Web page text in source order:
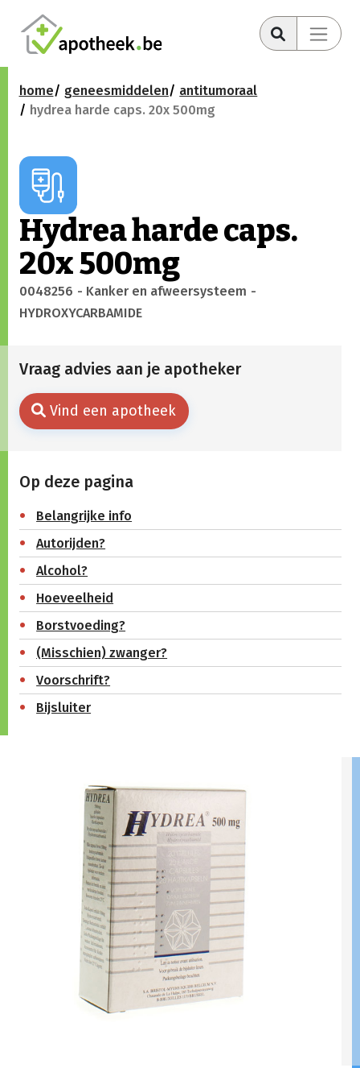
home geneesmiddelen
antitumoraal
hydrea harde caps. 20x 500mg
Hydrea harde caps.
20x 500mg
0048256 - Kanker en afweersysteem -
HYDROXYCARBAMIDE
Vraag advies aan je apotheker
Vind een apotheek
Op deze pagina
Belangrijke info
Autorijden?
Alcohol?
Hoeveelheid
Borstvoeding?
(Misschien) zwanger?
Voorschrift?
Bijsluiter